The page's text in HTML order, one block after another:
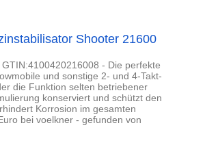
Shooter 21600
- Die perfekte
und sonstige 2- und 4-Takt-
die Funktion selten betriebener
konserviert und schützt den
Korrosion im gesamten
bei voelkner - gefunden von